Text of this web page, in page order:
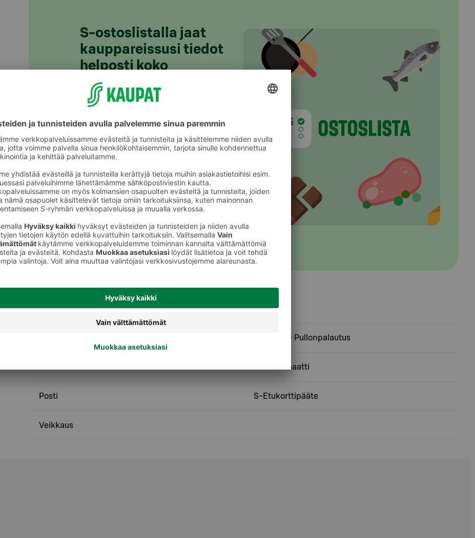
S-ostoslistalla jaat
kauppareissusi tiedot
helposti koko
perheelle
S-ostoslista-sovelluksesta löydät nyt
kaikki S-ryhmän myymälät, niiden
rakentaa ostoslistan kätevästi
sovelluksessa ja jakaa sen
perheenjäsenille täydennettäväksi.
S-kaupat-ruokaverkkokaupassa voit
tehdä ostoslistasitäälläja tilata ruoat
Lataa S-ostoslista-sovellus
Ekopiste - Pullonpalautus
Peliautomaatti
Posti S-Etukorttipääte
Veikkaus